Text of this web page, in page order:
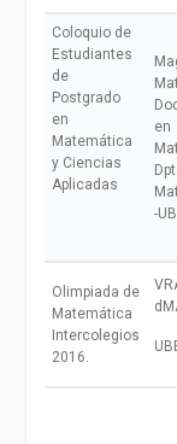
Coloquio de
Estudiantes
de
Postgrado
en
Matemática
y Ciencias
Aplicadas
en
-
Olimpiada de
Matemática
Intercolegios
2016.